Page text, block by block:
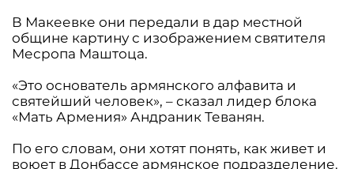
В Макеевке они передали в дар местной
общине картину с изображением святителя
Месропа Маштоца.
«Это основатель армянского алфавита и
святейший человек», – сказал лидер блока
«Мать Армения» Андраник Теванян.
По его словам, они хотят понять, как живет и
воюет в Донбассе армянское подразделение.